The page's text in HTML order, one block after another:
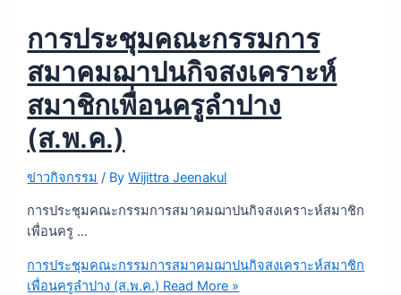
การประชุมคณะกรรมการ
สมาคมฌาปนกิจสงเคราะห์
สมาชิกเพื่อนครูลำปาง
(ส.พ.ค.)
ข่าวกิจกรรม / ByWijittra Jeenakul
การประชุมคณะกรรมการสมาคมฌาปนกิจสงเคราะห์สมาชิก
เพื่อนครู …
การประชุมคณะกรรมการสมาคมฌาปนกิจสงเคราะห์สมาชิก
เพื่อนครูลำปาง (ส.พ.ค.) Read More »